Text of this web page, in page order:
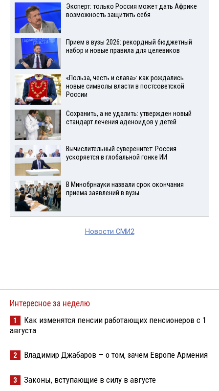
Эксперт: только Россия может дать Африке
возможность защитить себя
Прием в вузы 2026: рекордный бюджетный
набор и новые правила для целевиков
«Польза, честь и слава»: как рождались
новые символы власти в постсоветской
России
Сохранить, а не удалить: утвержден новый
стандарт лечения аденоидов у детей
Вычислительный суверенитет: Россия
ускоряется в глобальной гонке ИИ
В Минобрнауки назвали срок окончания
приема заявлений в вузы
Новости СМИ2
Интересное за неделю
1
Как изменятся пенсии работающих пенсионеров с 1
августа
2 Владимир Джабаров — о том, зачем Европе Армения
3 Законы, вступающие в силу в августе